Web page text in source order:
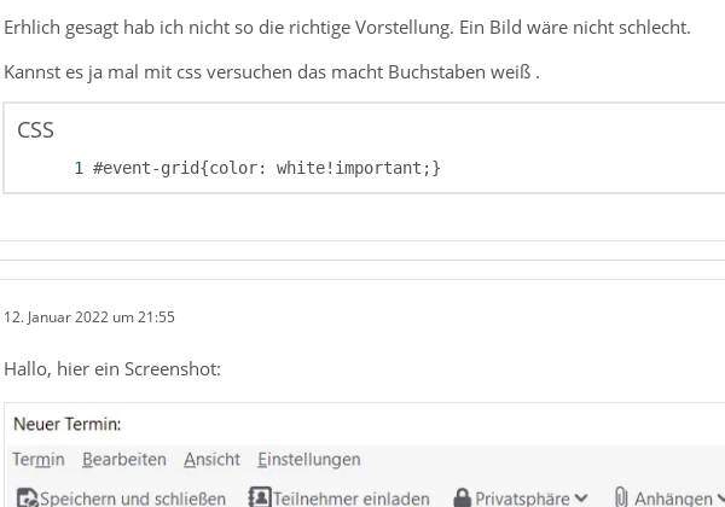
Erhlich gesagt hab ich nicht so die richtige Vorstellung. Ein Bild wäre nicht schlecht.
Kannst es ja mal mit css versuchen das macht Buchstaben weiß .
CSS
#event-grid{color: white!important;}
12. Januar 2022 um 21:55
Hallo, hier ein Screenshot: